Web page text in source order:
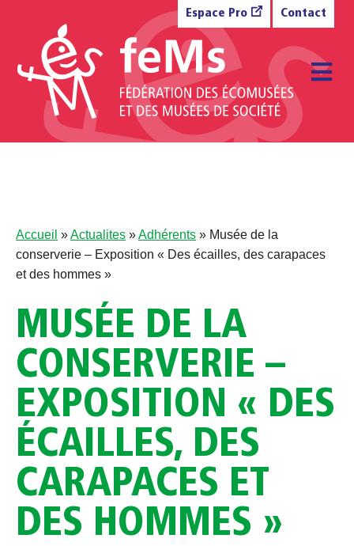
Espace Pro Contact
Accueil »Actualites »Adhérents » Musée de la
conserverie – Exposition « Des écailles, des carapaces
et des hommes »
MUSÉE DE LA
CONSERVERIE –
EXPOSITION « DES
ÉCAILLES, DES
CARAPACES ET
DES HOMMES »